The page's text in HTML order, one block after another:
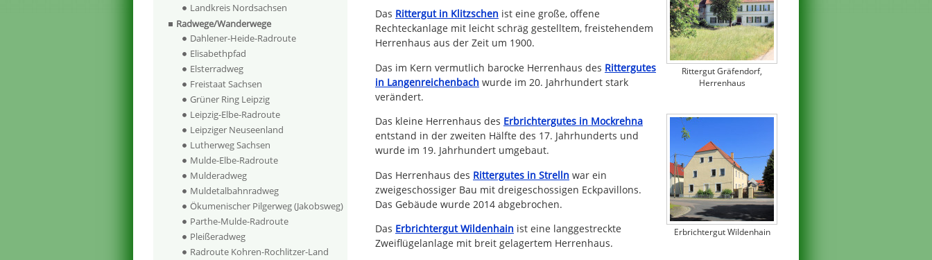
Rittergut Gräfendorf,
Herrenhaus
Das Rittergut in Klitzschen ist eine große, offene
Rechteckanlage mit leicht schräg gestelltem, freistehendem
Herrenhaus aus der Zeit um 1900.
Das im Kern vermutlich barocke Herrenhaus des Rittergutes
in Langenreichenbach wurde im 20. Jahrhundert stark
verändert.
Erbrichtergut Wildenhain
Das kleine Herrenhaus des Erbrichtergutes in Mockrehna
entstand in der zweiten Hälfte des 17. Jahrhunderts und
wurde im 19. Jahrhundert umgebaut.
Das Herrenhaus des Rittergutes in Strelln war ein
zweigeschossiger Bau mit dreigeschossigen Eckpavillons.
Das Gebäude wurde 2014 abgebrochen.
Das Erbrichtergut Wildenhain ist eine langgestreckte
Zweiflügelanlage mit breit gelagertem Herrenhaus.
Landkreis Nordsachsen
Radwege/Wanderwege
Dahlener-Heide-Radroute
Elisabethpfad
Elsterradweg
Freistaat Sachsen
Grüner Ring Leipzig
Leipzig-Elbe-Radroute
Leipziger Neuseenland
Lutherweg Sachsen
Mulde-Elbe-Radroute
Mulderadweg
Muldetalbahnradweg
Ökumenischer Pilgerweg (Jakobsweg)
Parthe-Mulde-Radroute
Pleißeradweg
Radroute Kohren-Rochlitzer-Land